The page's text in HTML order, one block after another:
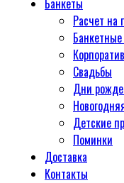
Банкеты
Расчет на
Свадьбы
Дни
Детские
Поминки
Доставка
Контакты